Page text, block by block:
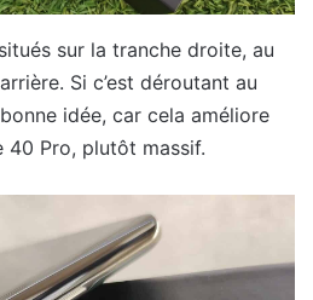
sur la tranche droite, au
Si c’est déroutant au
idée, car cela améliore
40 Pro, plutôt massif.